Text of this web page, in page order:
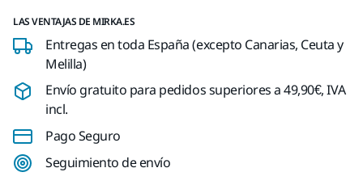
LAS VENTAJAS DE MIRKA.ES
Entregas en toda España (excepto Canarias, Ceuta y
Melilla)
Envío gratuito para pedidos superiores a 49,90€, IVA
incl.
Pago Seguro
Seguimiento de envío